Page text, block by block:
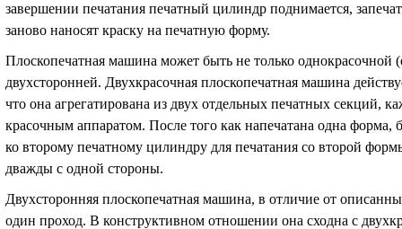
завершении печатания печатный цилиндр поднимается,
заново наносят краску на печатную форму.
Плоскопечатная машина может быть не только
двухсторонней. Двухкрасочная плоскопечатная машина
что она агрегатирована из двух отдельных печатных секций,
красочным аппаратом. После того как напечатана одна
ко второму печатному цилиндру для печатания со второй
дважды с одной стороны.
Двухсторонняя плоскопечатная машина, в отличие от
один проход. В конструктивном отношении она сходна с